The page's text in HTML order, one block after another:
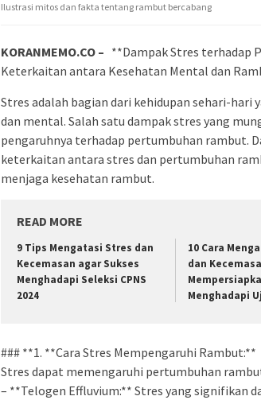
Ilustrasi mitos dan fakta tentang rambut bercabang
KORANMEMO.CO – **Dampak Stres terhadap
Keterkaitan antara Kesehatan Mental dan
Stres adalah bagian dari kehidupan sehari-
dan mental. Salah satu dampak stres yang
pengaruhnya terhadap pertumbuhan rambut.
keterkaitan antara stres dan pertumbuhan
menjaga kesehatan rambut.
READ MORE
9 Tips Mengatasi Stres dan
Kecemasan agar Sukses
Menghadapi Seleksi CPNS
2024
10 Cara
dan
Menghadapi
### **1. **Cara Stres Mempengaruhi Rambut:**
Stres dapat memengaruhi pertumbuhan
– **Telogen Effluvium:** Stres yang signifikan